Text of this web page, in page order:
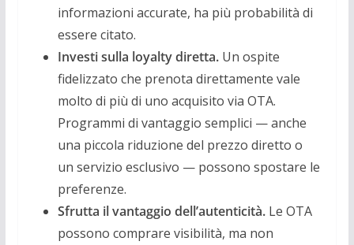
informazioni accurate, ha più probabilità di
essere citato.
Investi sulla loyalty diretta.Un ospite
fidelizzato che prenota direttamente vale
molto di più di uno acquisito via OTA.
Programmi di vantaggio semplici — anche
una piccola riduzione del prezzo diretto o
un servizio esclusivo — possono spostare le
preferenze.
Sfrutta il vantaggio dell’autenticità.Le OTA
possono comprare visibilità, ma non